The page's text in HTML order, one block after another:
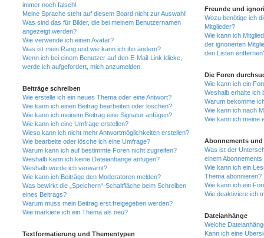
immer noch falsch!
Meine Sprache steht auf diesem Board nicht zur Auswahl!
Was sind das für Bilder, die bei meinem Benutzernamen
angezeigt werden?
Wie verwende ich einen Avatar?
Was ist mein Rang und wie kann ich ihn ändern?
Wenn ich bei einem Benutzer auf den E-Mail-Link klicke,
werde ich aufgefordert, mich anzumelden.
Beiträge schreiben
Wie erstelle ich ein neues Thema oder eine Antwort?
Wie kann ich einen Beitrag bearbeiten oder löschen?
Wie kann ich meinem Beitrag eine Signatur anfügen?
Wie kann ich eine Umfrage erstellen?
Wieso kann ich nicht mehr Antwortmöglichkeiten erstellen?
Wie bearbeite oder lösche ich eine Umfrage?
Warum kann ich auf bestimmte Foren nicht zugreifen?
Weshalb kann ich keine Dateianhänge anfügen?
Weshalb wurde ich verwarnt?
Wie kann ich Beiträge den Moderatoren melden?
Was bewirkt die „Speichern“-Schaltfläche beim Schreiben
eines Beitrags?
Warum muss mein Beitrag erst freigegeben werden?
Wie markiere ich ein Thema als neu?
Textformatierung und Thementypen
Freunde und
Wozu benötige ich
Mitglieder?
Wie kann ich
der ignorierten
den Listen
Die Foren
Wie kann ich ein
Weshalb erhalte ich
Warum bekomme
Wie kann ich nach
Wie kann ich meine
Abonnements und
Was ist der
einem
Wie kann ich ein
Thema abonnieren?
Wie kann ich ein
Wie deaktiviere ich
Dateianhänge
Welche
Kann ich eine